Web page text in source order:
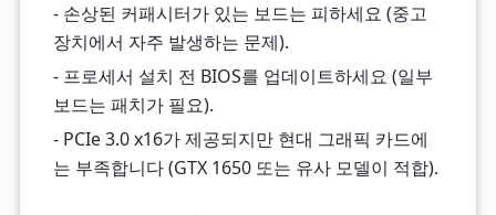
- 손상된 커패시터가 있는 보드는 피하세요 (중고
장치에서 자주 발생하는 문제).
- 프로세서 설치 전 BIOS를 업데이트하세요 (일부
보드는 패치가 필요).
- PCIe 3.0 x16가 제공되지만 현대 그래픽 카드에
는 부족합니다 (GTX 1650 또는 유사 모델이 적합).